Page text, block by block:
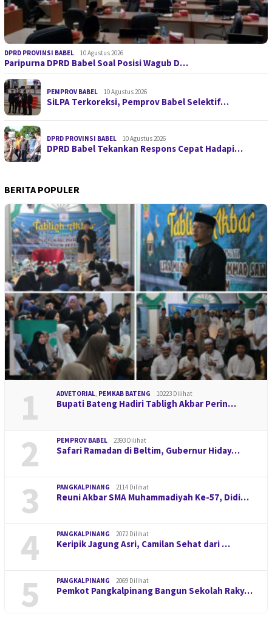
DPRD PROVINSI BABEL 10 Agustus 2026
Paripurna DPRD Babel Soal Posisi Wagub D…
PEMPROV BABEL 10 Agustus 2026
SiLPA Terkoreksi, Pemprov Babel Selektif…
DPRD PROVINSI BABEL 10 Agustus 2026
DPRD Babel Tekankan Respons Cepat Hadapi…
BERITA POPULER
1 ADVETORIAL PEMKAB BATENG 10223 Dilihat
Bupati Bateng Hadiri Tabligh Akbar Perin…
2 PEMPROV BABEL 2393 Dilihat
Safari Ramadan di Beltim, Gubernur Hiday…
3 PANGKALPINANG 2114 Dilihat
Reuni Akbar SMA Muhammadiyah Ke-57, Didi…
4 PANGKALPINANG 2072 Dilihat
Keripik Jagung Asri, Camilan Sehat dari …
5 PANGKALPINANG 2069 Dilihat
Pemkot Pangkalpinang Bangun Sekolah Raky…